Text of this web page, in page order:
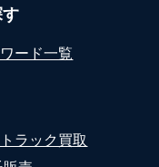
ード一覧
ラック買取